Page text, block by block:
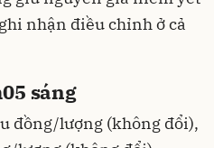
nhận điều chỉnh ở cả
sáng
đồng/lượng (không đổi),